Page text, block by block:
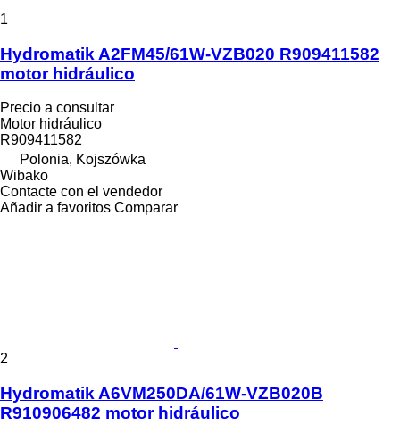
1
Hydromatik A2FM45/61W-VZB020 R909411582
motor hidráulico
Precio a consultar
Motor hidráulico
R909411582
Polonia, Kojszówka
Wibako
Contacte con el vendedor
Añadir a favoritos Comparar
2
Hydromatik A6VM250DA/61W-VZB020B
R910906482 motor hidráulico